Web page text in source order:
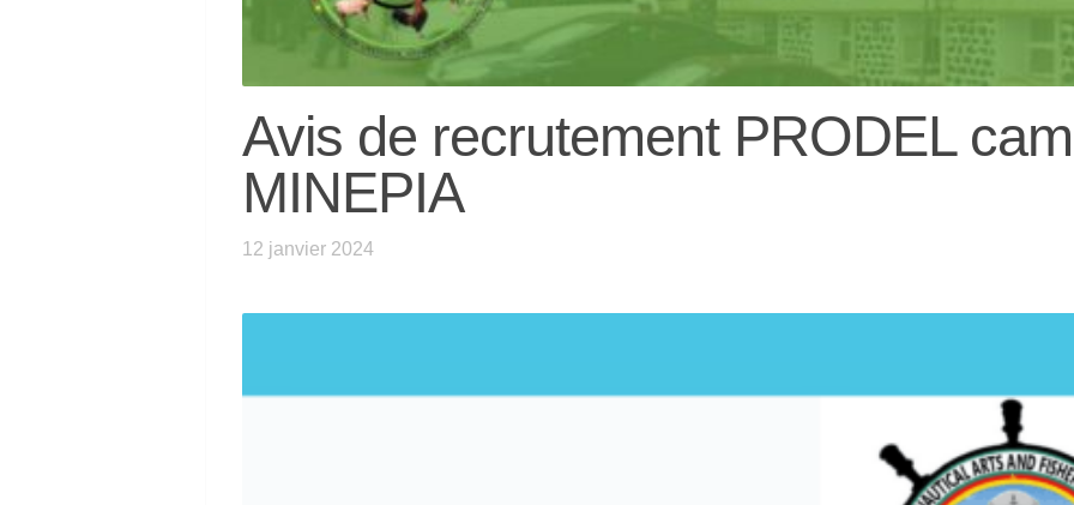
Avis de recrutement PRODEL
MINEPIA
12 janvier 2024